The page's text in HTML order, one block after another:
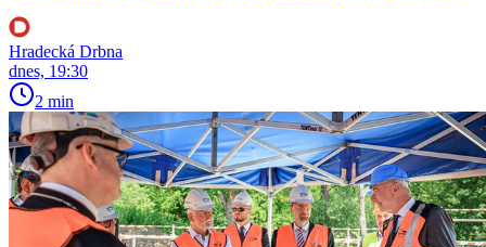
Hradecká Drbna
dnes, 19:30
2 min